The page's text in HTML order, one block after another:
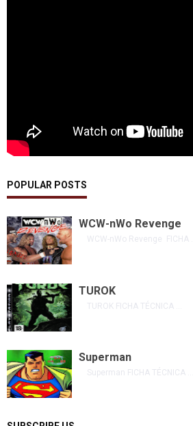
POPULAR POSTS
WCW-nWo Revenge
WCW-nWo Revenge FICHA ...
TUROK
TUROK FICHA TÉCNICA ...
Superman
Superman FICHA TÉCNICA ...